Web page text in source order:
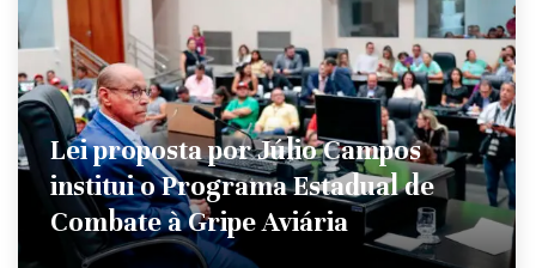
Lei proposta por Júlio Campos
institui o Programa Estadual de
Combate à Gripe Aviária